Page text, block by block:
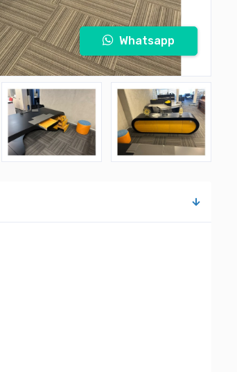
Whatsapp